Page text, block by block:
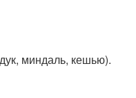
миндаль, кешью).